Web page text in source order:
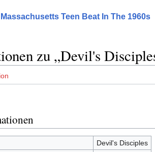
Massachusetts Teen Beat In The 1960s
zu „Devil's
Devil's Disciples